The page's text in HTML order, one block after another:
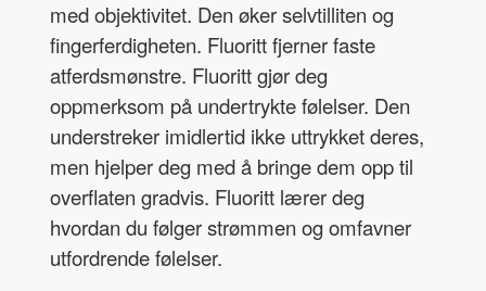
med objektivitet. Den øker selvtilliten og
fingerferdigheten. Fluoritt fjerner faste
atferdsmønstre. Fluoritt gjør deg
oppmerksom på undertrykte følelser. Den
understreker imidlertid ikke uttrykket deres,
men hjelper deg med å bringe dem opp til
overflaten gradvis. Fluoritt lærer deg
hvordan du følger strømmen og omfavner
utfordrende følelser.